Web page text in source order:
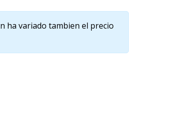
ha variado tambien el precio